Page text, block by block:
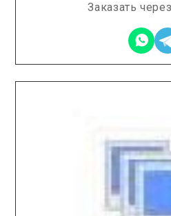
Заказать